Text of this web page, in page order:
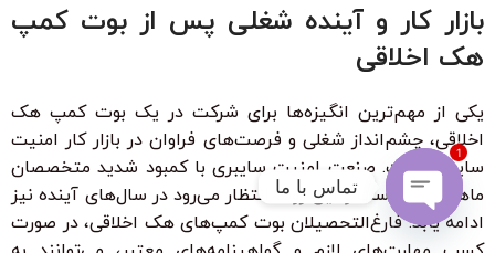
بازار کار و آینده شغلی پس از بوت کمپ
هک اخلاقی
یکی از مهم‌ترین انگیزه‌ها برای شرکت در یک بوت کمپ هک
اخلاقی، چشم‌انداز شغلی و فرصت‌های فراوان در بازار کار امنیت
سایبری است. صنعت امنیت سایبری با کمبود شدید متخصصان
ماهر مواجه است و این روند انتظار می‌رود در سال‌های آینده نیز
ادامه یابد. فارغ‌التحصیلان بوت کمپ‌های هک اخلاقی، در صورت
تماس با ما
Open
1